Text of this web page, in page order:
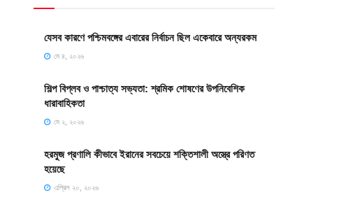
যেসব কারণে পশ্চিমবঙ্গের এবারের নির্বাচন ছিল একেবারে অন্যরকম
মে ৪, ২০২৬
শিল্প বিপ্লব ও পাশ্চাত্য সভ্যতা: শ্রমিক শোষণের উপনিবেশিক
ধারাবাহিকতা
মে ২, ২০২৬
হরমুজ প্রণালি কীভাবে ইরানের সবচেয়ে শক্তিশালী অস্ত্রে পরিণত
হয়েছে
এপ্রিল ২০, ২০২৬